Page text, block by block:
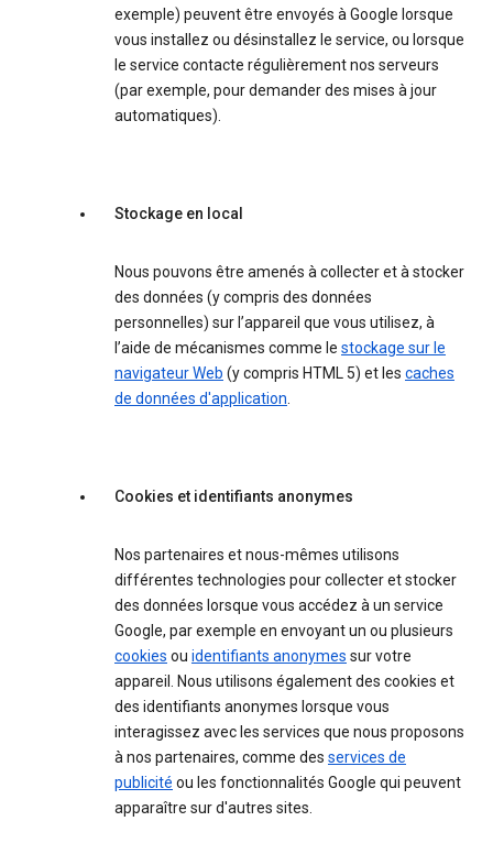
exemple) peuvent être envoyés à Google lorsque
vous installez ou désinstallez le service, ou lorsque
le service contacte régulièrement nos serveurs
(par exemple, pour demander des mises à jour
automatiques).
Stockage en local
Nous pouvons être amenés à collecter et à stocker
des données (y compris des données
personnelles) sur l’appareil que vous utilisez, à
l’aide de mécanismes comme le stockage sur le
navigateur Web (y compris HTML 5) et les caches
de données d'application.
Cookies et identifiants anonymes
Nos partenaires et nous-mêmes utilisons
différentes technologies pour collecter et stocker
des données lorsque vous accédez à un service
Google, par exemple en envoyant un ou plusieurs
cookies ou identifiants anonymes sur votre
appareil. Nous utilisons également des cookies et
des identifiants anonymes lorsque vous
interagissez avec les services que nous proposons
à nos partenaires, comme des services de
publicité ou les fonctionnalités Google qui peuvent
apparaître sur d'autres sites.